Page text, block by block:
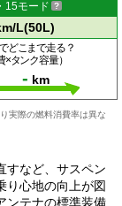
15モード
L(50L)
どこまで走る？
×タンク容量）
- km
実際の燃料消費率は異な
すなど、サスペン
り心地の向上が図
ンテナの標準装備